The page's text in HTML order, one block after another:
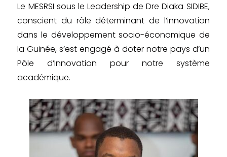
Le MESRSI sous le Leadership de Dre Diaka SIDIBE,
conscient du rôle déterminant de l’innovation
dans le développement socio-économique de
la Guinée, s’est engagé à doter notre pays d’un
Pôle d’Innovation pour notre système
académique.